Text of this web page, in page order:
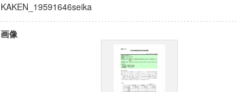
KAKEN_19591646seika
画像